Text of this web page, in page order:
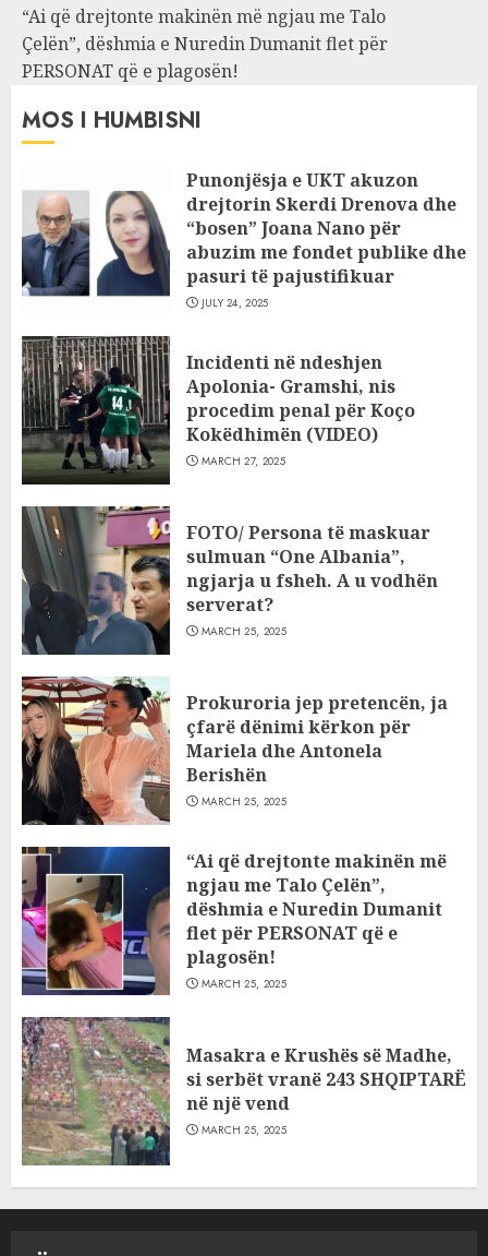
“Ai që drejtonte makinën më ngjau me Talo
Çelën”, dëshmia e Nuredin Dumanit flet për
PERSONAT që e plagosën!
MOS I HUMBISNI
Punonjësja e UKT akuzon
drejtorin Skerdi Drenova dhe
“bosen” Joana Nano për
abuzim me fondet publike dhe
pasuri të pajustifikuar
JULY 24, 2025
Incidenti në ndeshjen
Apolonia- Gramshi, nis
procedim penal për Koço
Kokëdhimën (VIDEO)
MARCH 27, 2025
FOTO/ Persona të maskuar
sulmuan “One Albania”,
ngjarja u fsheh. A u vodhën
serverat?
MARCH 25, 2025
Prokuroria jep pretencën, ja
çfarë dënimi kërkon për
Mariela dhe Antonela
Berishën
MARCH 25, 2025
“Ai që drejtonte makinën më
ngjau me Talo Çelën”,
dëshmia e Nuredin Dumanit
flet për PERSONAT që e
plagosën!
MARCH 25, 2025
Masakra e Krushës së Madhe,
si serbët vranë 243 SHQIPTARË
në një vend
MARCH 25, 2025